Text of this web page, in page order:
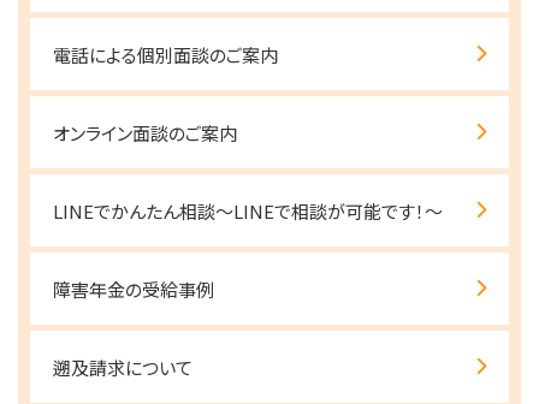
電話による個別面談のご案内
オンライン面談のご案内
LINEでかんたん相談～LINEで相談が可能です！～
障害年金の受給事例
遡及請求について